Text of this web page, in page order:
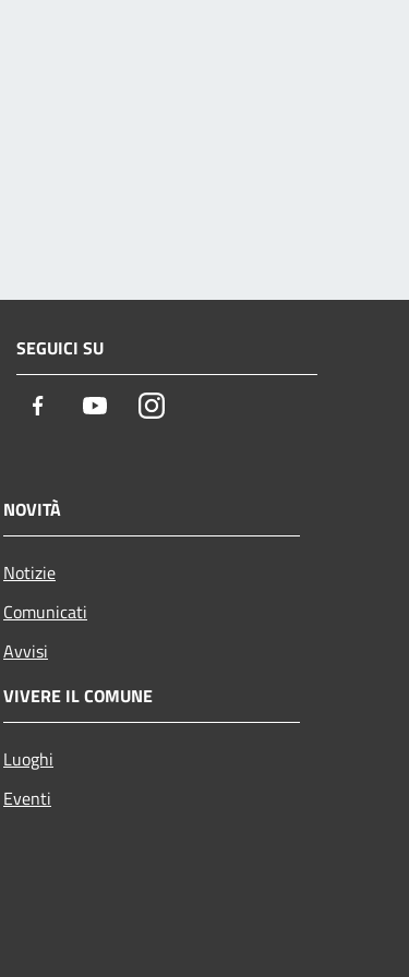
SEGUICI SU
Facebook YoutubeInstagram
NOVITÀ
Notizie
Comunicati
Avvisi
VIVERE IL COMUNE
Luoghi
Eventi